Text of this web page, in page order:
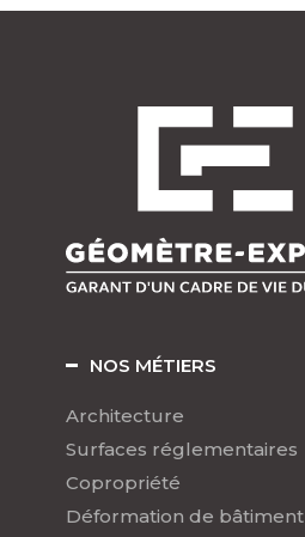
NOS MÉTIERS
Architecture
Surfaces réglementaires
Copropriété
Déformation de bâtiment